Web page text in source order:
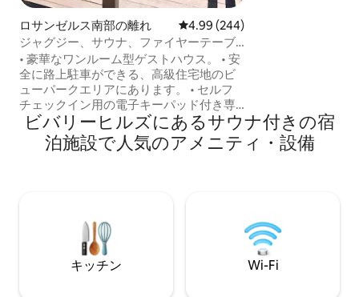
ロサンゼルス南部の離れ レビュー244件、5つ星中4.99つ
4.99 (244)
ジャグジー、サウナ、ファイヤーテーブ
ル、滝、ソフィーの近く。
• 豪華なワンルーム型ゲストハウス。 • 安
全に路上駐車ができる、高級住宅地のビ
ューパークエリアにあります。 • セルフ
チェックイン用の電子キーパッド付き専
用ゲート付き玄関 • プレミアムチャンネ
ルが見れるケーブルテレビ • 滝のあるプ
ライベート裏庭のオアシス • リラックス
ーチから6マイル • 高速道路とメトロ路線
の近く • ペットの同伴は禁止です（ホス
トはペットの毛にアレルギーがありま
ビバリーヒルズにあるサウナ付きの宿
泊施設で人気のアメニティ・設備
キッチン Wi-Fi